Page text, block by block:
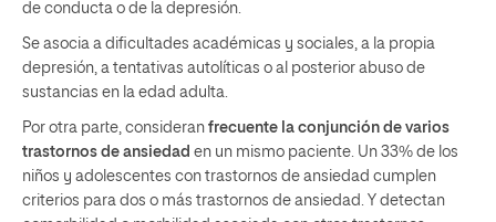
de conducta o de la depresión.
Se asocia a dificultades académicas y sociales, a la propia
depresión, a tentativas autolíticas o al posterior abuso de
sustancias en la edad adulta.
Por otra parte, consideran frecuente la conjunción de varios
trastornos de ansiedad en un mismo paciente. Un 33% de los
niños y adolescentes con trastornos de ansiedad cumplen
criterios para dos o más trastornos de ansiedad. Y detectan